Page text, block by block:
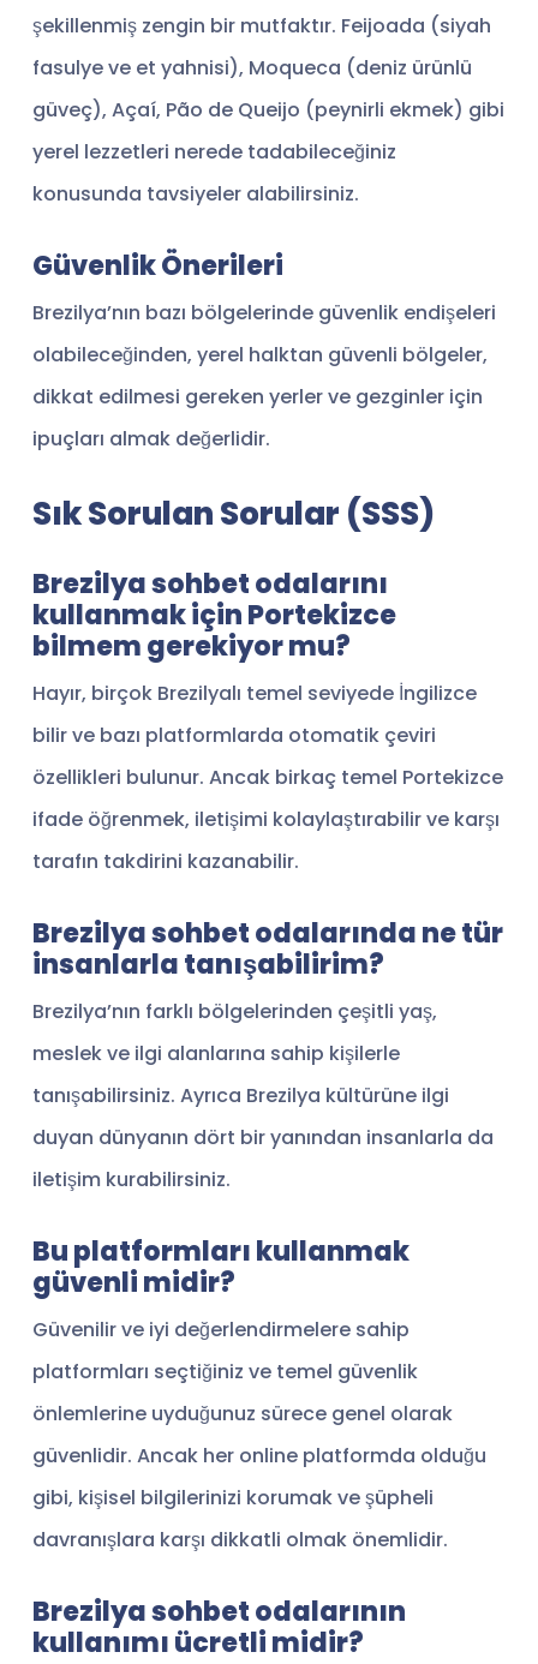
şekillenmiş zengin bir mutfaktır. Feijoada (siyah
fasulye ve et yahnisi), Moqueca (deniz ürünlü
güveç), Açaí, Pão de Queijo (peynirli ekmek) gibi
yerel lezzetleri nerede tadabileceğiniz
konusunda tavsiyeler alabilirsiniz.
Güvenlik Önerileri
Brezilya’nın bazı bölgelerinde güvenlik endişeleri
olabileceğinden, yerel halktan güvenli bölgeler,
dikkat edilmesi gereken yerler ve gezginler için
ipuçları almak değerlidir.
Sık Sorulan Sorular (SSS)
Brezilya sohbet odalarını
kullanmak için Portekizce
bilmem gerekiyor mu?
Hayır, birçok Brezilyalı temel seviyede İngilizce
bilir ve bazı platformlarda otomatik çeviri
özellikleri bulunur. Ancak birkaç temel Portekizce
ifade öğrenmek, iletişimi kolaylaştırabilir ve karşı
tarafın takdirini kazanabilir.
Brezilya sohbet odalarında ne tür
insanlarla tanışabilirim?
Brezilya’nın farklı bölgelerinden çeşitli yaş,
meslek ve ilgi alanlarına sahip kişilerle
tanışabilirsiniz. Ayrıca Brezilya kültürüne ilgi
duyan dünyanın dört bir yanından insanlarla da
iletişim kurabilirsiniz.
Bu platformları kullanmak
güvenli midir?
Güvenilir ve iyi değerlendirmelere sahip
platformları seçtiğiniz ve temel güvenlik
önlemlerine uyduğunuz sürece genel olarak
güvenlidir. Ancak her online platformda olduğu
gibi, kişisel bilgilerinizi korumak ve şüpheli
davranışlara karşı dikkatli olmak önemlidir.
Brezilya sohbet odalarının
kullanımı ücretli midir?